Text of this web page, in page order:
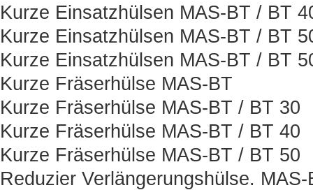
Kurze Einsatzhülsen MAS-BT / BT
Kurze Einsatzhülsen MAS-BT / BT
Kurze Einsatzhülsen MAS-BT / BT
Kurze Fräserhülse MAS-BT
Kurze Fräserhülse MAS-BT / BT 30
Kurze Fräserhülse MAS-BT / BT 40
Kurze Fräserhülse MAS-BT / BT 50
Reduzier Verlängerungshülse. MAS-